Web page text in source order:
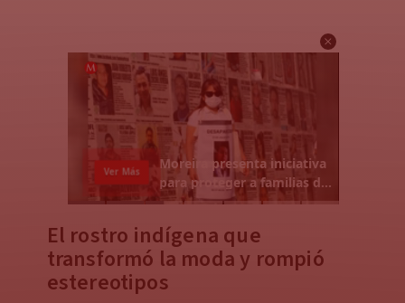
El rostro indígena que
transformó la moda y rompió
estereotipos